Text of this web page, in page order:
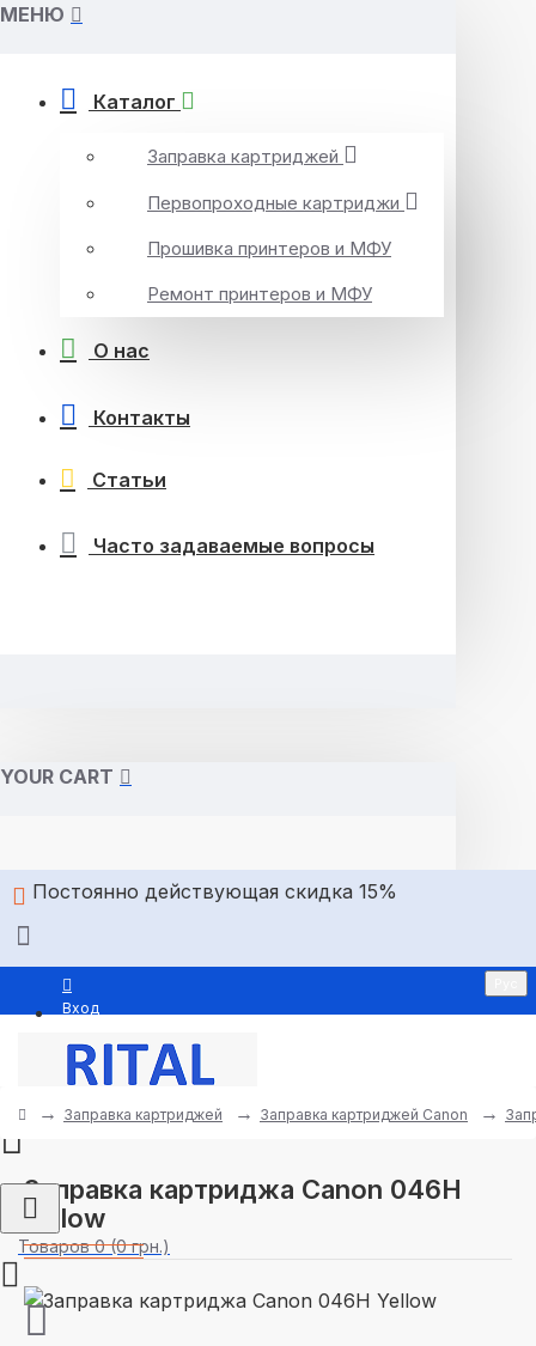
МЕНЮ
Каталог
Заправка картриджей
Первопроходные картриджи
Прошивка принтеров и МФУ
Ремонт принтеров и МФУ
О нас
Контакты
Статьи
Часто задаваемые вопросы
YOUR CART
Постоянно действующая скидка 15%
Вход
Регистрация
Товаров 0 (0 грн.)
Заправка картриджей Заправка картриджей Canon
Заправка картриджа Canon 046H
Yellow